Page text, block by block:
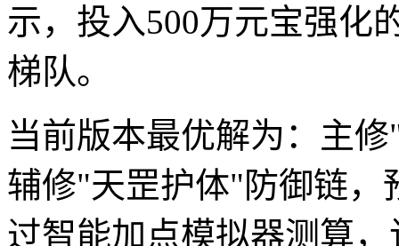
示，投入500万元宝强化
梯队。
当前版本最优解为：主
辅修"天罡护体"防御链，
过智能加点模拟器测算